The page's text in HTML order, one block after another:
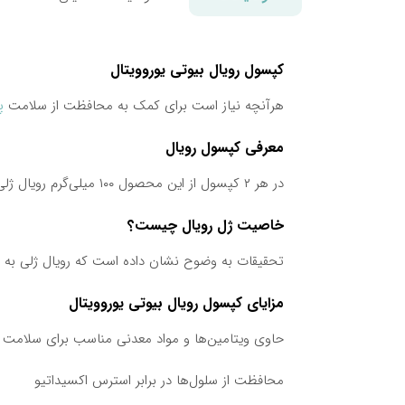
کپسول رویال بیوتی یوروویتال
هرآنچه نیاز است برای کمک به محافظت از سلامت
معرفی کپسول رویال
در هر کپسول از این محصول میلی‌گرم رویال
خاصیت ژل رویال چیست؟
تحقیقات به وضوح نشان داده‌ است که رویال ژلی به
مزایای کپسول رویال بیوتی یوروویتال
حاوی ویتامین‌ها و مواد معدنی مناسب برای سلامت
محافظت از سلول‌ها در برابر استرس اکسیداتیو